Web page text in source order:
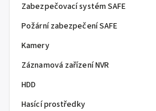
Zabezpečovací systém SAFE
Požární zabezpečení SAFE
Kamery
Záznamová zařízení NVR
HDD
Hasící prostředky